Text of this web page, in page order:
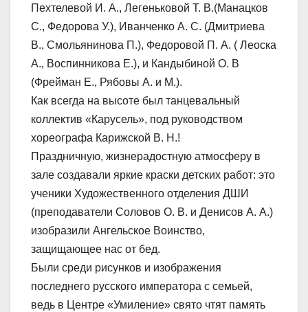
Пехтелевой И. А., Легеньковой Т. В.(Манацков
С., Федорова У.), Иванченко А. С. (Дмитриева
В., Смольянинова П.), Федоровой П. А. ( Леоска
А., Воспинникова Е.), и Кандыбиной О. В
(Фрейман Е., Рябовы А. и М.).
Как всегда на высоте был танцевальный
коллектив «Карусель», под руководством
хореографа Карижской В. Н.!
Праздничную, жизнерадостную атмосферу в
зале создавали яркие краски детских работ: это
ученики Художественного отделения ДШИ
(преподаватели Соловов О. В. и Денисов А. А.)
изобразили Ангельское Воинство,
защищающее нас от бед.
Были среди рисунков и изображения
последнего русского императора с семьей,
ведь в Центре «Умиление» свято чтят память